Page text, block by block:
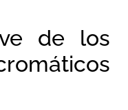
de los